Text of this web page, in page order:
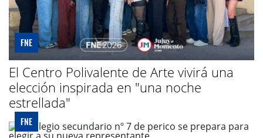
FNE
El Centro Polivalente de Arte vivirá una
elección inspirada en "una noche
estrellada"
FNE